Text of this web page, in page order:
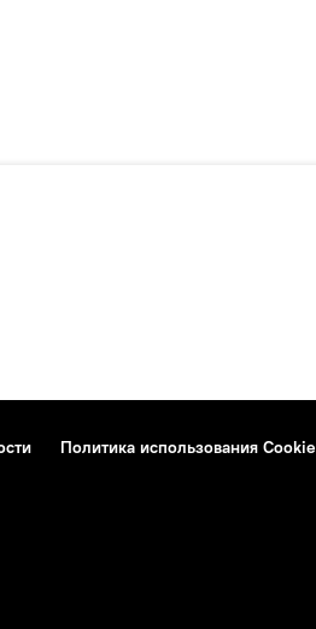
Политика использования Cookie